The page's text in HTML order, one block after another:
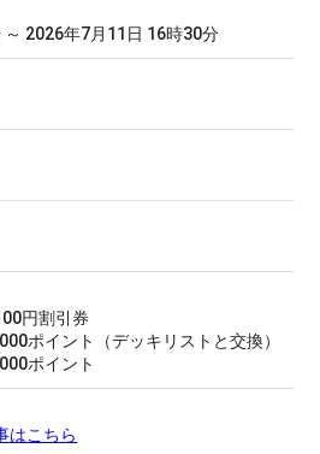
2026年7月11日 16時30分
円割引券
ポイント（デッキリストと交換）
ポイント
はこちら